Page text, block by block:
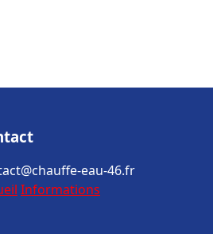
eau-46.fr
Informations